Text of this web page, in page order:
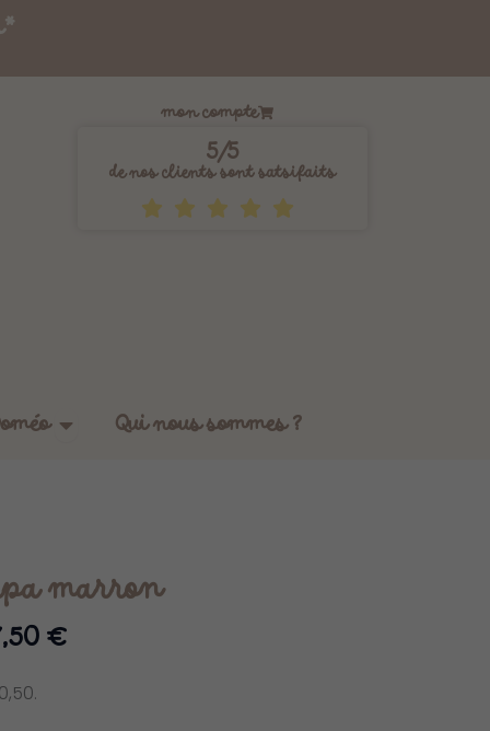
mon compte
5/5
de nos clients sont satsifaits
Ouvrir Les tissus by Doméo
Qui nous sommes ?
marron
€Plage